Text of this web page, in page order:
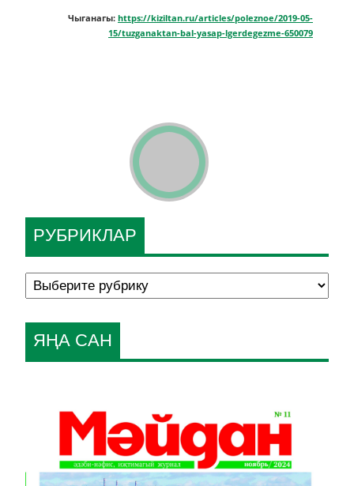
Чыганагы: https://kiziltan.ru/articles/poleznoe/2019-05-
15/tuzganaktan-bal-yasap-lgerdegezme-650079
РУБРИКЛАР
ЯҢА САН